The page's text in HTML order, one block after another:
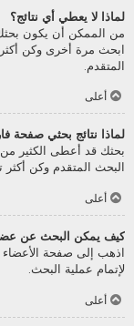
لماذا لا يعطي أي نتائج؟
ابحث مرة أخرى وكن
المتقدم.
أعلى
لماذا نتائج بحثي صفحة
بحثك قد أعطى الكثير
البحث المتقدم وكن أكثر
أعلى
كيف يمكن البحث عن
اذهب إلى صفحة
لإتمام عملية البحث.
أعلى